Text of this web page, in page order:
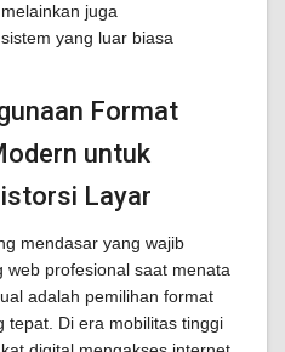
juga
yang luar biasa
Format
untuk
Layar
mendasar yang wajib
profesional saat menata
adalah pemilihan format
tepat. Di era mobilitas tinggi